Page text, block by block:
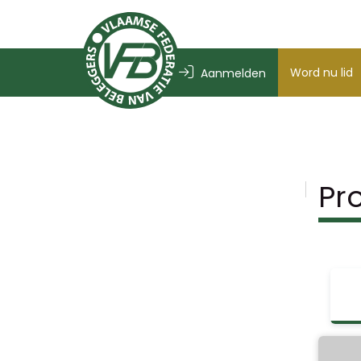
Aanmelden Word nu lid